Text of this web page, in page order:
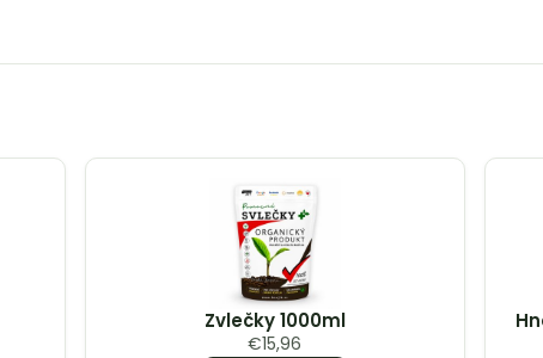
Zvlečky 1000ml
€15,96